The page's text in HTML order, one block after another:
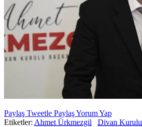
Paylaş Tweetle PaylaşYorum Yap
Etiketler: Ahmet Ürkmezgil Divan Kurulu